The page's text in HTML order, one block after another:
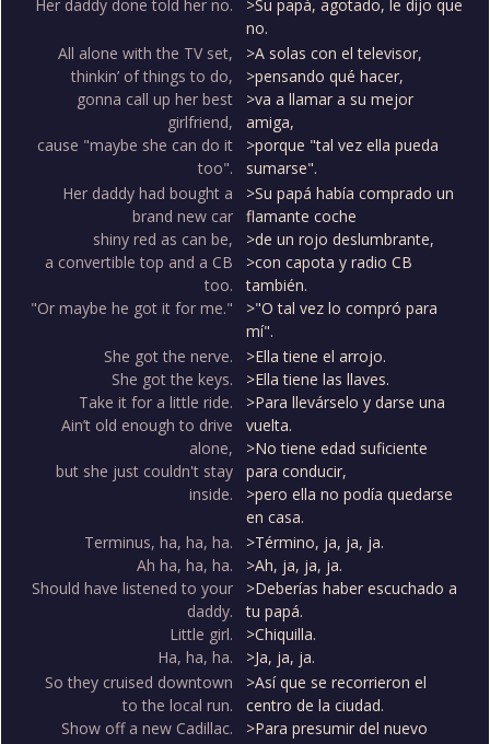
Her daddy done told her no.
>Su papá, agotado, le dijo que
no.
All alone with the TV set,
thinkin’ of things to do,
gonna call up her best
girlfriend,
cause "maybe she can do it
too".
>A solas con el televisor,
>pensando qué hacer,
>va a llamar a su mejor
amiga,
>porque "tal vez ella pueda
sumarse".
Her daddy had bought a
brand new car
shiny red as can be,
a convertible top and a CB
too.
"Or maybe he got it for me."
>Su papá había comprado un
flamante coche
>de un rojo deslumbrante,
>con capota y radio CB
también.
>"O tal vez lo compró para
mí".
She got the nerve.
She got the keys.
Take it for a little ride.
Ain’t old enough to drive
alone,
but she just couldn't stay
inside.
>Ella tiene el arrojo.
>Ella tiene las llaves.
>Para llevárselo y darse una
vuelta.
>No tiene edad suficiente
para conducir,
>pero ella no podía quedarse
en casa.
Terminus, ha, ha, ha.
Ah ha, ha, ha.
Should have listened to your
daddy.
Little girl.
Ha, ha, ha.
>Término, ja, ja, ja.
>Ah, ja, ja, ja.
>Deberías haber escuchado a
tu papá.
>Chiquilla.
>Ja, ja, ja.
So they cruised downtown
to the local run.
Show off a new Cadillac.
>Así que se recorrieron el
centro de la ciudad.
>Para presumir del nuevo